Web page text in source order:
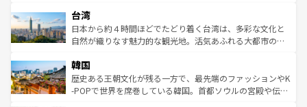
ならではの贅沢な旅のスタイルだ。 なお、新着のアメリカ
情報はコンテンツ一覧を参照してほしい。
れるおもてなしの心で訪れる人々を迎えてくれるハワイの
人々、おいしいローカルフードやハワイアンミュージッ
ク、伝統的なフラダンスなど、すべてがハワイの魅力を彩
ワイを、存分に味わってほしい。 なお、新着のハワイ情報
はコンテンツ一覧を参照してほしい。
リアリーフや大陸中央部にそびえるウルル（エアーズロッ
ク）、タスマニアの美しい原生林やケアンズの熱帯雨林な
ど、見どころがたくさん。また、カフェやワイン、オージ
いる。アクティビティも充実しており、サーフィンやダイ
ビング、ハイキングなど、アウトドア好きにはたまらな
い。オーストラリアの多彩な魅力を存分に味わいつくそ
台湾
日本から約４時間ほどでたどり着く台湾は、多彩な文化と
自然が織りなす魅力的な観光地。活気あふれる大都市の台
ン）、静ひつな山岳地帯である台湾東部など、都市の喧騒
と山間の静けさが共存しており、訪れる人に新しい発見と
驚きをもたらしてくれる。また、奥深い台湾の食文化も魅
韓国
歴史ある王朝文化が残る一方で、最先端のファッションやK
-POPで世界を席巻している韓国。首都ソウルの宮殿や伝統